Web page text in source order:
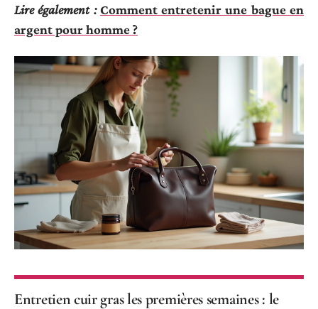
Lire également : Comment entretenir une bague en
argent pour homme ?
Entretien cuir gras les premières semaines : le